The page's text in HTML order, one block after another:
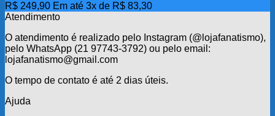
R$ 249,90 Em até 3x de R$ 83,30
Atendimento
O atendimento é realizado pelo Instagram (@lojafanatismo),
pelo WhatsApp (21 97743-3792) ou pelo email:
lojafanatismo@gmail.com
O tempo de contato é até 2 dias úteis.
Ajuda